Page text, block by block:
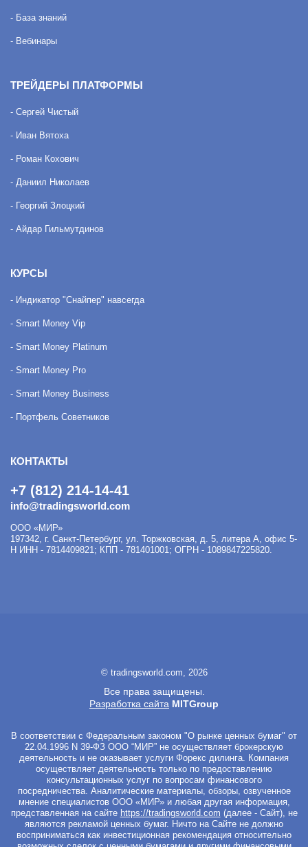
- База знаний
- Вебинары
ТРЕЙДЕРЫ ПЛАТФОРМЫ
- Сергей Чистый
- Иван Вятоха
- Роман Кохович
- Даниил Николаев
- Георгий Злоцкий
- Айдар Гильмутдинов
КУРСЫ
- Индикатор "Снайпер" навсегда
- Smart Money Vip
- Smart Money Platinum
- Smart Money Pro
- Smart Money Business
- Портфель Советников
КОНТАКТЫ
+7 (812) 214-14-41
info@tradingsworld.com
ООО «МИР»
197342, г. Санкт-Петербург, ул. Торжковская, д. 5, литера А, офис 5-
Н ИНН - 7814409821; КПП - 781401001; ОГРН - 1089847225820.
© tradingsworld.com, 2026
Все права защищены.
Разработка сайта MITGroup
В соответствии с Федеральным законом "О рынке ценных бумаг" от
22.04.1996 N 39-ФЗ ООО “МИР” не осуществляет брокерскую
деятельность и не оказывает услуги Форекс дилинга. Компания
осуществляет деятельность только по предоставлению
консультационных услуг по вопросам финансового
посредничества. Аналитические материалы, обзоры, озвученное
мнение специалистов ООО «МИР» и любая другая информация,
представленная на сайте https://tradingsworld.com (далее - Сайт), не
являются рекламой ценных бумаг. Ничто на Сайте не должно
восприниматься как инвестиционная рекомендация относительно